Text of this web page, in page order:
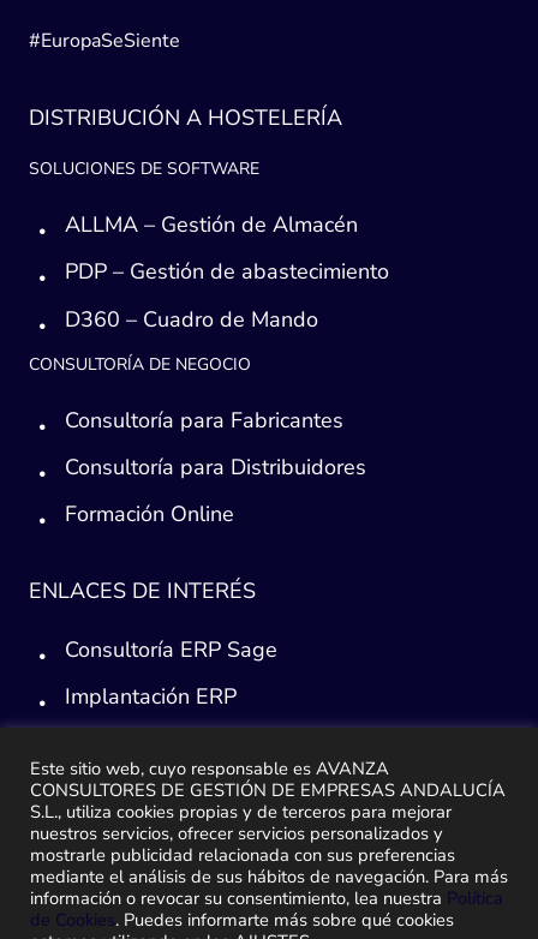
#EuropaSeSiente
DISTRIBUCIÓN A HOSTELERÍA
SOLUCIONES DE SOFTWARE
ALLMA – Gestión de Almacén
PDP – Gestión de abastecimiento
D360 – Cuadro de Mando
CONSULTORÍA DE NEGOCIO
Consultoría para Fabricantes
Consultoría para Distribuidores
Formación Online
ENLACES DE INTERÉS
Consultoría ERP Sage
Implantación ERP
Migración y traspaso de datos
Medidas Ley Antifraude
Este sitio web, cuyo responsable es AVANZA
CONSULTORES DE GESTIÓN DE EMPRESAS ANDALUCÍA
S.L., utiliza cookies propias y de terceros para mejorar
nuestros servicios, ofrecer servicios personalizados y
mostrarle publicidad relacionada con sus preferencias
mediante el análisis de sus hábitos de navegación. Para más
información o revocar su consentimiento, lea nuestra Política
de Cookies. Puedes informarte más sobre qué cookies